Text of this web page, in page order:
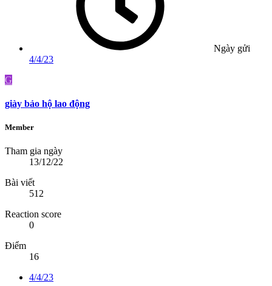
Ngày gửi
4/4/23
G
giày bảo hộ lao động
Member
Tham gia ngày
13/12/22
Bài viết
512
Reaction score
0
Điểm
16
4/4/23